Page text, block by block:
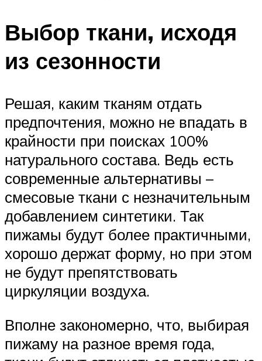
Выбор ткани, исходя
из сезонности
Решая, каким тканям отдать
предпочтения, можно не впадать в
крайности при поисках 100%
натурального состава. Ведь есть
современные альтернативы –
смесовые ткани с незначительным
добавлением синтетики. Так
пижамы будут более практичными,
хорошо держат форму, но при этом
не будут препятствовать
циркуляции воздуха.
Вполне закономерно, что, выбирая
пижаму на разное время года,